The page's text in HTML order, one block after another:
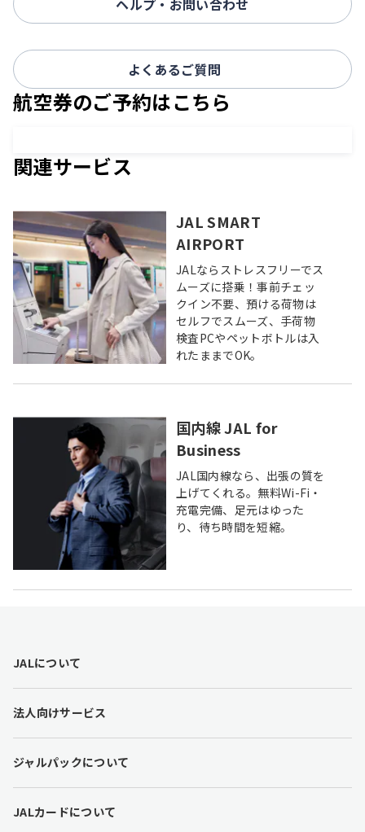
ヘルプ・お問い合わせ
よくあるご質問
航空券のご予約はこちら
関連サービス
JAL SMART
AIRPORT
JALならストレスフリーでス
ムーズに搭乗！事前チェッ
クイン不要、預ける荷物は
セルフでスムーズ、手荷物
検査PCやペットボトルは入
れたままでOK。
国内線 JAL for
Business
JAL国内線なら、出張の質を
上げてくれる。無料Wi-Fi・
充電完備、足元はゆった
り、待ち時間を短縮。
o
e
i
n
s
JALについて
法人向けサービス
ジャルパックについて
JALカードについて